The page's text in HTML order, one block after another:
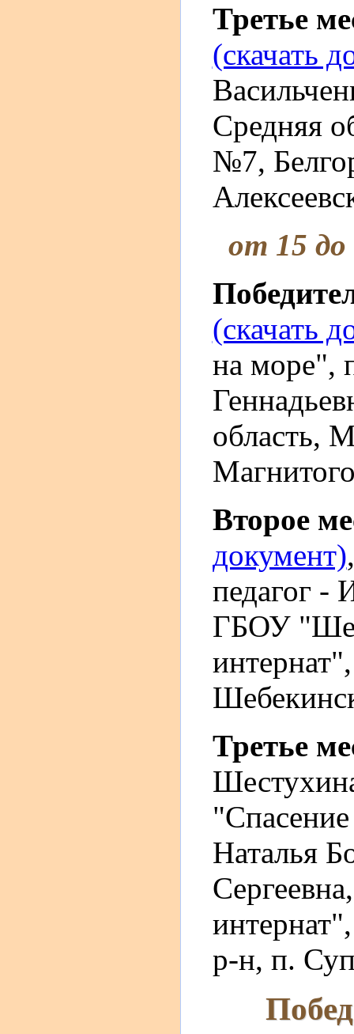
Третье
(скачать
Средняя
№7,
от 15 до
(скачать
на море",
область,
Второе
документ)
педагог -
ГБОУ
Третье
Наталья
р-н, п.